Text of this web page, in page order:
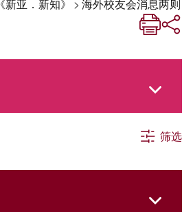
《新亚．新知》 > 海外校友会消息两则
筛选